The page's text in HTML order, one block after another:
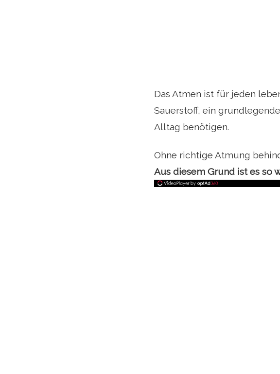
Das Atmen ist für jeden
Sauerstoff, ein
Alltag benötigen.
Ohne richtige Atmung
Aus diesem Grund ist es so